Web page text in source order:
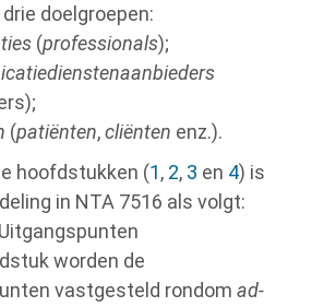
doelgroepen:
(professionals);
(patiënten,cliënten enz.).
hoofdstukken (1, 2, 3 en 4) is
in NTA 7516 als volgt:
worden de
vastgesteld rondom ad-